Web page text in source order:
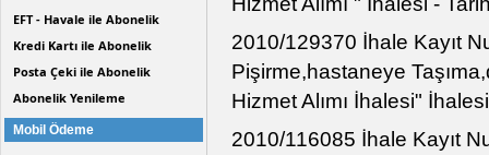
EFT - Havale ile Abonelik
Kredi Kartı ile Abonelik
Posta Çeki ile Abonelik
Abonelik Yenileme
Mobil Ödeme
2010/129370 İhale Kayıt
Pişirme,hastaneye
Hizmet Alımı İhalesi"
2010/116085 İhale Kayıt